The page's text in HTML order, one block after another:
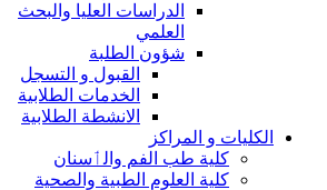
الدراسات العليا والبحث
العلمي
شؤون الطلبة
القبول و التسجل
الخدمات الطلابية
الانشطة الطلابية
الكليات و المراكز
كلية طب الفم والٲسنان
كلية العلوم الطبية والصحية